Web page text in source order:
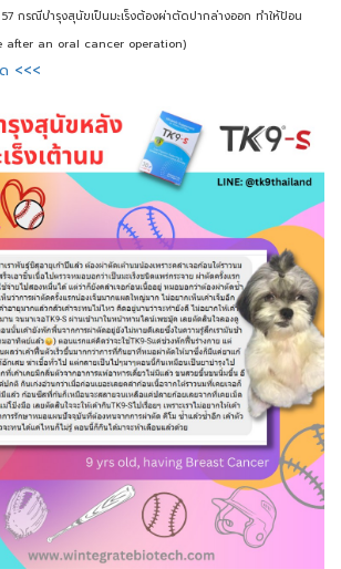
กรณีบำรุงสุนัขเป็นมะเร็งต้องผ่าตัดปากล่างออก ทำให้ป้อน
after an oral cancer operation)
<<<